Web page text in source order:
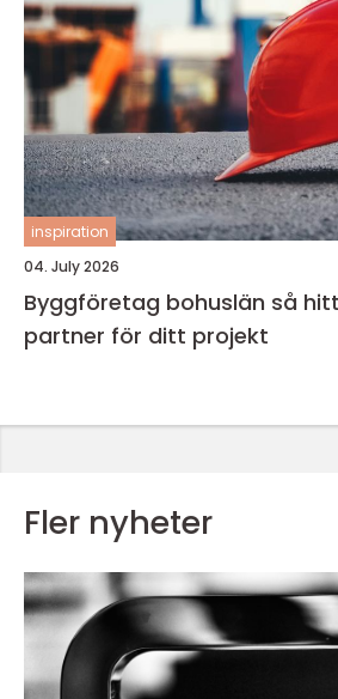
inspiration
04. July 2026
Byggföretag bohuslän så hittar du rätt
partner för ditt projekt
Fler nyheter